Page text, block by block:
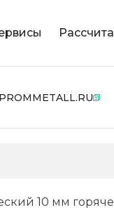
10 мм